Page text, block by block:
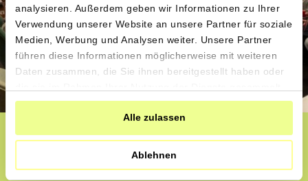
analysieren. Außerdem geben wir Informationen zu Ihrer
Verwendung unserer Website an unsere Partner für soziale
Medien, Werbung und Analysen weiter. Unsere Partner
führen diese Informationen möglicherweise mit weiteren
Daten zusammen, die Sie ihnen bereitgestellt haben oder
haben.
Alle zulassen
Ablehnen
Wohin fliesst das Geld unserer
Einkäufe?